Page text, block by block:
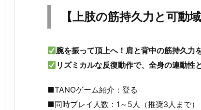
【上肢の筋持久力と可動
腕を振って頂上へ！肩と背中の筋持久力
リズミカルな反復動作で、全身の連動性
■TANOゲーム紹介：登る
■同時プレイ人数：1～5人（推奨3人まで）